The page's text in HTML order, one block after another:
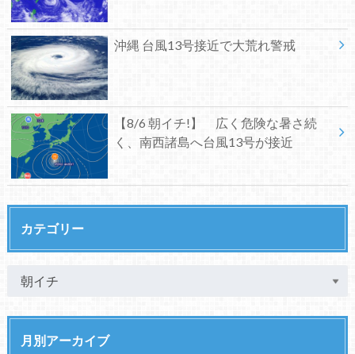
沖縄 台風13号接近で大荒れ警戒
【8/6 朝イチ!】 広く危険な暑さ続
く、南西諸島へ台風13号が接近
カテゴリー
月別アーカイブ